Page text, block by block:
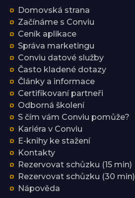
Domovská strana
Začínáme s Conviu
Ceník aplikace
Správa marketingu
Conviu datové služby
Často kladené dotazy
Články a informace
Certifikovaní partneři
Odborná školení
S čím vám Conviu pomůže?
Kariéra v Conviu
E-knihy ke stažení
Kontakty
Rezervovat schůzku (15 min)
Rezervovat schůzku (30 min)
Nápověda